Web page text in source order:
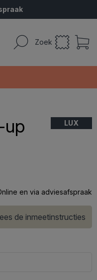
Zoek
up
LUX
en via adviesafspraak
de inmeetinstructies